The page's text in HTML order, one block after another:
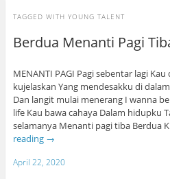
TAGGED WITH YOUNG TALENT
Berdua Menanti Pagi
MENANTI PAGI Pagi sebentar lagi
kujelaskan Yang mendesakku di
Dan langit mulai menerang I wanna
life Kau bawa cahaya Dalam hidupku
selamanya Menanti pagi tiba Berdua
reading →
April 22, 2020